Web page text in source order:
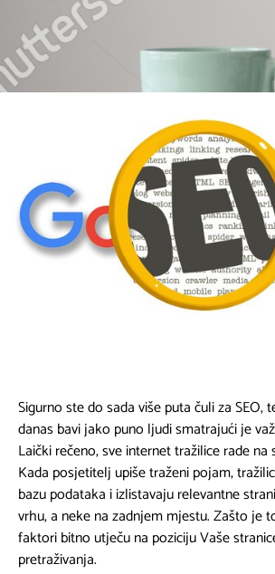
Sigurno ste do sada više puta čuli za SEO,
danas bavi jako puno ljudi smatrajući je
Laički rečeno, sve internet tražilice rade na
Kada posjetitelj upiše traženi pojam,
bazu podataka i izlistavaju relevantne
vrhu, a neke na zadnjem mjestu. Zašto je
faktori bitno utječu na poziciju Vaše
pretraživanja.